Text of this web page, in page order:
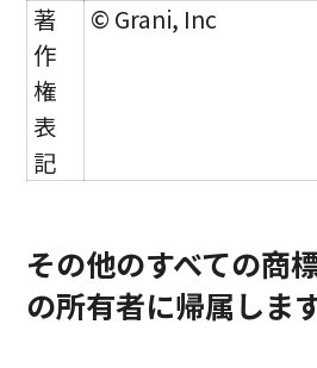
著
作
権
表
記
© Grani, Inc
その他のすべての商
の所有者に帰属します